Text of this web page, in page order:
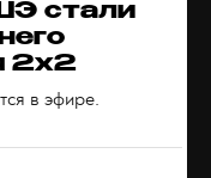
стали
2х2
в эфире.